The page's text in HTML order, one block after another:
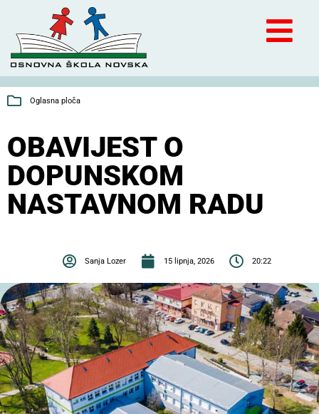
Oglasna ploča
OBAVIJEST O
DOPUNSKOM
NASTAVNOM RADU
Sanja Lozer 15 lipnja, 2026 20:22